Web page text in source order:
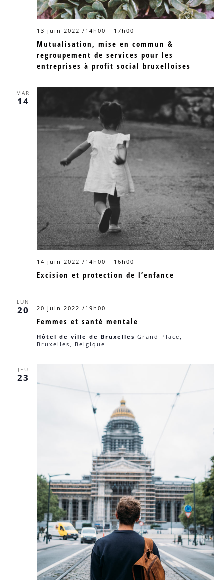
Mutualisation, mise en commun &
regroupement de services pour les
entreprises à profit social bruxelloises
13 juin 2022 /14h00 - 17h00
MAR
14
Excision et protection de l’enfance
14 juin 2022 /14h00 - 16h00
LUN
20
Femmes et santé mentale
20 juin 2022 /19h00
Hôtel de ville de Bruxelles Grand Place,
Bruxelles, Belgique
JEU
23